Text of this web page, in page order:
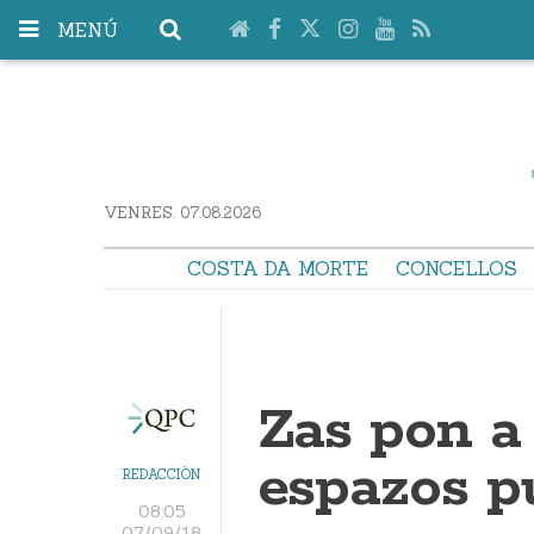
MENÚ
VENRES. 07.08.2026
COSTA DA MORTE CONCELLOS
REDACCIÓN
08:05
Zas pon
espazos